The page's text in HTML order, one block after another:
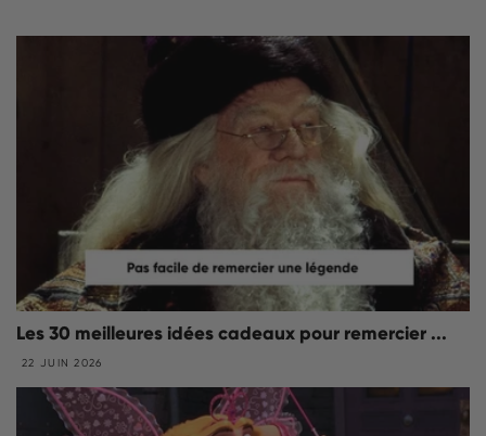
Les 30 meilleures idées cadeaux pour remercier ...
22 JUIN 2026